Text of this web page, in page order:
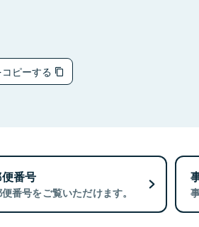
ピーする
番号
番号をご覧いただけます。